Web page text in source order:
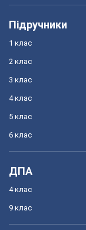
Підручники
1 клас
2 клас
3 клас
4 клас
5 клас
6 клас
ДПА
4 клас
9 клас